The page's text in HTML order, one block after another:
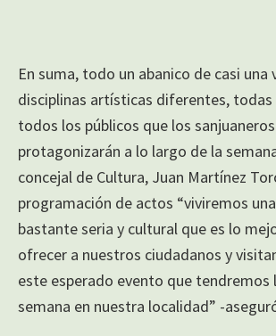
En suma, todo un abanico de casi una
disciplinas artísticas diferentes,
todos los públicos que los
protagonizarán a lo largo de la
concejal de Cultura, Juan Martínez
programación de actos “viviremos
bastante seria y cultural que es lo
ofrecer a nuestros ciudadanos y
este esperado evento que tendremos
semana en nuestra localidad” -